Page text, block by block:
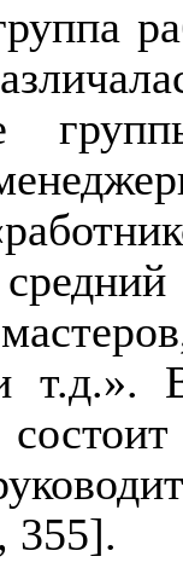
т.д.».
355].